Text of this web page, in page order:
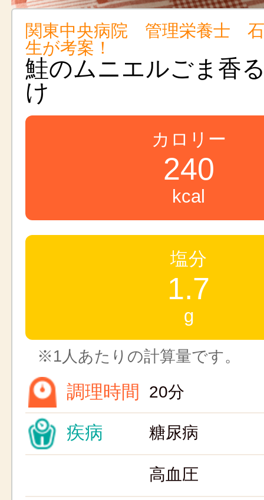
関東中央病院 管理栄養士 石
生が考案！
鮭のムニエルごま香
け
カロリー
240
kcal
塩分
1.7
g
※1人あたりの計算量です。
調理時間 20分
疾病 糖尿病
高血圧